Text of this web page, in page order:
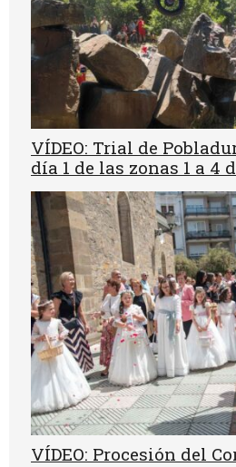
VÍDEO: Trial de
día 1 de las zonas 1 a 4
VÍDEO: Procesión del